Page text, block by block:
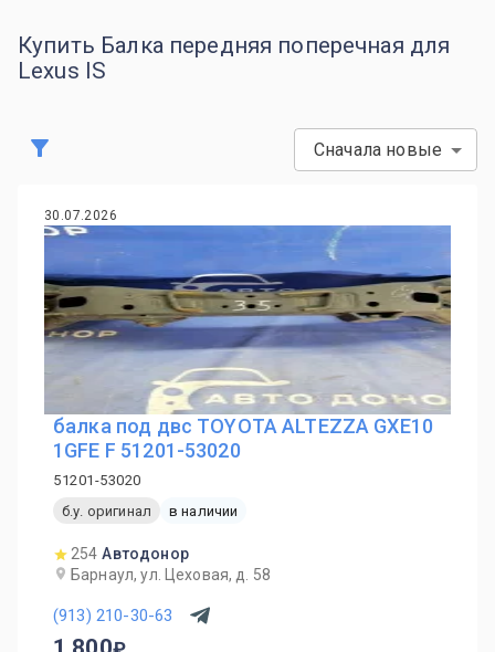
Купить Балка передняя поперечная для
Lexus IS
Сначала новые
30.07.2026
балка под двс TOYOTA ALTEZZA GXE10
1GFE F 51201-53020
51201-53020
б.у. оригинал
в наличии
254 Автодонор
Барнаул, ул. Цеховая, д. 58
(913) 210-30-63